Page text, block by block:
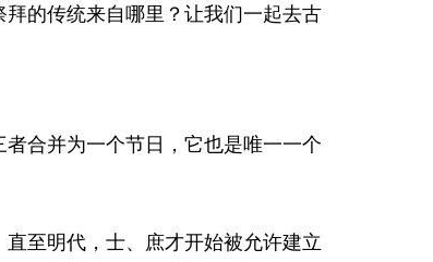
的传统来自哪里？让我们一起去古
合并为一个节日，它也是唯一一个
至明代，士、庶才开始被允许建立